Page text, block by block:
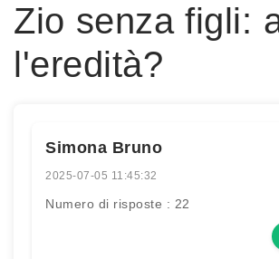
Zio senza figli:
l'eredità?
Simona Bruno
2025-07-05 11:45:32
Numero di risposte : 22